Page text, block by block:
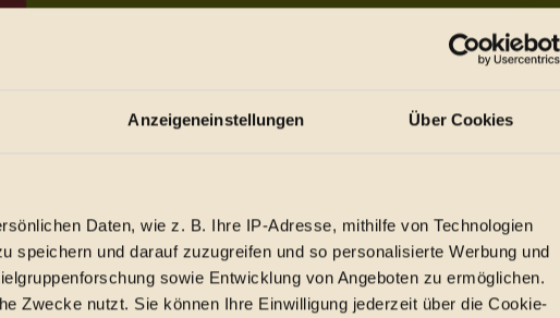
Anzeigeneinstellungen Über Cookies
Daten, wie z. B. Ihre IP-Adresse, mithilfe von Technologien
speichern und darauf zuzugreifen und so personalisierte Werbung und
sowie Entwicklung von Angeboten zu ermöglichen.
Zwecke nutzt. Sie können Ihre Einwilligung jederzeit über die Cookie-